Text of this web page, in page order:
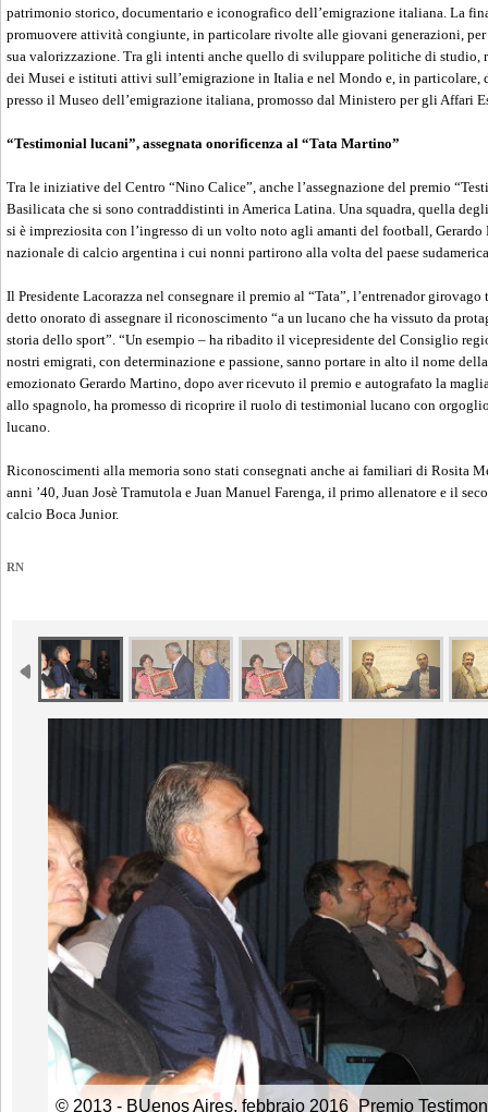
patrimonio storico, documentario e iconografico dell’emigrazione italiana. La
promuovere attività congiunte, in particolare rivolte alle giovani generazioni, per
sua valorizzazione. Tra gli intenti anche quello di sviluppare politiche di studio,
dei Musei e istituti attivi sull’emigrazione in Italia e nel Mondo e, in particolare,
presso il Museo dell’emigrazione italiana, promosso dal Ministero per gli Affari
“Testimonial lucani”, assegnata onorificenza al “Tata Martino”
Tra le iniziative del Centro “Nino Calice”, anche l’assegnazione del premio
Basilicata che si sono contraddistinti in America Latina. Una squadra, quella
si è impreziosita con l’ingresso di un volto noto agli amanti del football,
nazionale di calcio argentina i cui nonni partirono alla volta del paese
Il Presidente Lacorazza nel consegnare il premio al “Tata”, l’entrenador girovago
detto onorato di assegnare il riconoscimento “a un lucano che ha vissuto da
storia dello sport”. “Un esempio – ha ribadito il vicepresidente del Consiglio
nostri emigrati, con determinazione e passione, sanno portare in alto il nome
emozionato Gerardo Martino, dopo aver ricevuto il premio e autografato la
allo spagnolo, ha promesso di ricoprire il ruolo di testimonial lucano con
lucano.
Riconoscimenti alla memoria sono stati consegnati anche ai familiari di Rosita
anni ’40, Juan Josè Tramutola e Juan Manuel Farenga, il primo allenatore e il
calcio Boca Junior.
RN
© 2013 - BUenos Aires, febbraio 2016_Premio